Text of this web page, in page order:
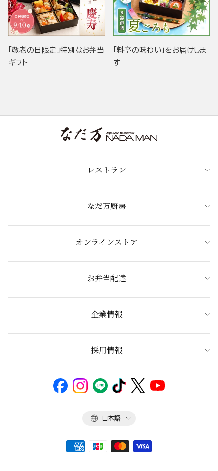
「敬老の日限定」特別なお弁当
ギフト
「料亭の味わい」をお届けしま
す
レストラン
なだ万厨房
オンラインストア
お弁当配達
企業情報
採用情報
言
日本語